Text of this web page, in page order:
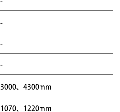
-
-
-
-
3000、4300mm
1070、1220mm